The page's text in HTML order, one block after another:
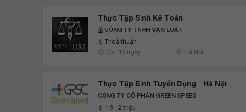
Thực Tập Sinh Kế Toán
CÔNG TY TNHH VẠN LUẬT
Thoả thuận
Còn 13 ngày
Hà Nội
Thực Tập Sinh Tuyển Dụng - Hà Nội
CÔNG TY CỔ PHẦN GREEN SPEED
1.9 - 2 triệu